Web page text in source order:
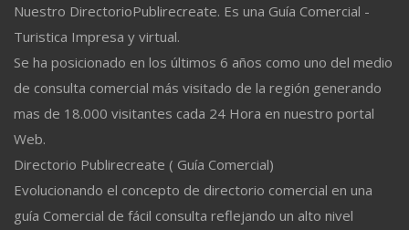
Nuestro DirectorioPublirecreate. Es una Guía Comercial -
Turistica Impresa y virtual.
Se ha posicionado en los últimos 6 años como uno del medio
de consulta comercial más visitado de la región generando
mas de 18.000 visitantes cada 24 Hora en nuestro portal
Web.
Directorio Publirecreate ( Guía Comercial)
Evolucionando el concepto de directorio comercial en una
guía Comercial de fácil consulta reflejando un alto nivel